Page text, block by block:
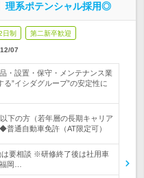
理系ポテンシャル採用◎
日制 第二新卒歓迎
07
・設置・保守・メンテナンス業
”イシダグループ”の安定性に
下の方（若年層の長期キャリア
通自動車免許（AT限定可）
要相談 ※研修終了後は社用車
岡…